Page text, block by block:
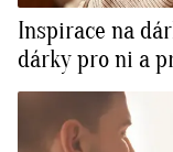
Inspirace na
dárky pro ni a